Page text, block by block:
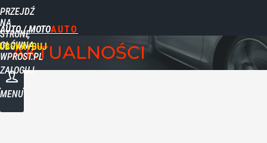
PRZEJDŹ
NA
STRONĘ
GŁÓWNĄ
WPROST.PL
AUTO / MOTO
ZALOGUJ
MENU
AKTUALNOŚCI